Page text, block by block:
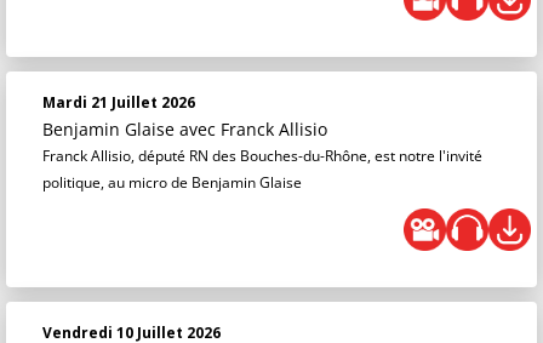
Mardi 21 Juillet 2026
Benjamin Glaise avec Franck Allisio
Franck Allisio, député RN des Bouches-du-Rhône, est notre l'invité
politique, au micro de Benjamin Glaise
Vendredi 10 Juillet 2026